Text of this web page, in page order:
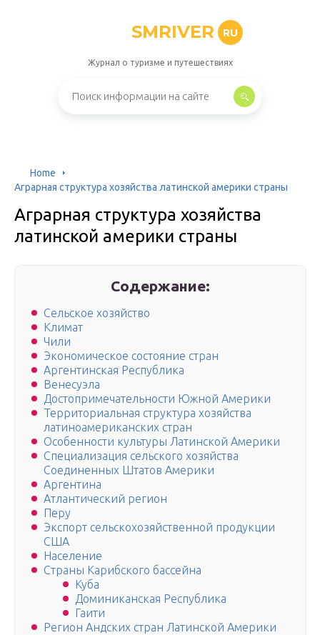
SMRIVER RU
Журнал о туризме и путешествиях
Home
Аграрная структура хозяйства латинской америки страны
Аграрная структура хозяйства
латинской америки страны
Содержание:
Сельское хозяйство
Климат
Чили
Экономическое состояние стран
Аргентинская Республика
Венесуэла
Достопримечательности Южной Америки
Территориальная структура хозяйства
латиноамериканских стран
Особенности культуры Латинской Америки
Специализация сельского хозяйства
Соединенных Штатов Америки
Аргентина
Атлантический регион
Перу
Экспорт сельскохозяйственной продукции
США
Население
Страны Карибского бассейна
Куба
Доминиканская Республика
Гаити
Регион Андских стран Латинской Америки